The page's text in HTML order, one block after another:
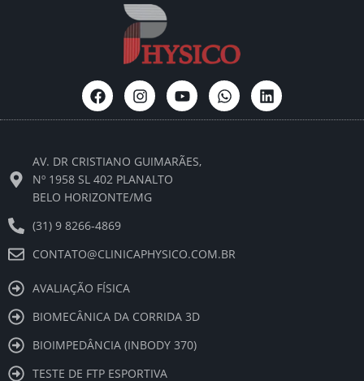
F
a
c
o
o
k
I
n
s
g
r
a
Y
o
u
b
W
h
a
L
i
n
AV. DR CRISTIANO GUIMARÃES,
Nº 1958 SL 402 PLANALTO
BELO HORIZONTE/MG
(31) 9 8266-4869
CONTATO@CLINICAPHYSICO.COM.BR
AVALIAÇÃO FÍSICA
BIOMECÂNICA DA CORRIDA 3D
BIOIMPEDÂNCIA (INBODY 370)
TESTE DE FTP ESPORTIVA